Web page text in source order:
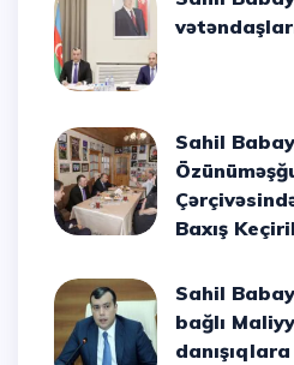
Sahil Babayev Xızıda
Baxış
Sahil Babayev: Dəfn pulu ilə
bağlı